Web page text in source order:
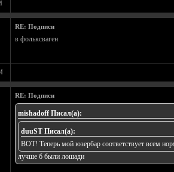
RE: Подписи
в фольксваген
RE: Подписи
mishadoff Писал(а):
duuST Писал(а):
ВОТ! Теперь мой юзербар соответствует всем
лучше б были лошади